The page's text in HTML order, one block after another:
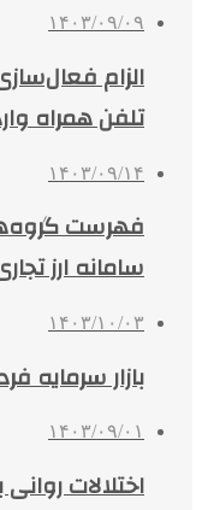
۱۴۰۳/۰۹/۰۹
تلفن همراه
۱۴۰۳/۰۹/۱۴
فهرست
سامانه ارز
۱۴۰۳/۱۰/۰۳
بازار سرمایه
۱۴۰۳/۰۹/۰۱
اختلالات